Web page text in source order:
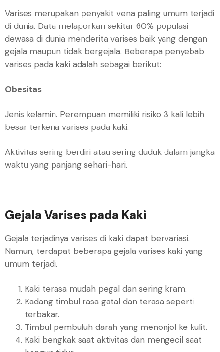
Varises merupakan penyakit vena paling umum terjadi
di dunia. Data melaporkan sekitar 60% populasi
dewasa di dunia menderita varises baik yang dengan
gejala maupun tidak bergejala. Beberapa penyebab
varises pada kaki adalah sebagai berikut:
Obesitas
Jenis kelamin. Perempuan memiliki risiko 3 kali lebih
besar terkena varises pada kaki.
Aktivitas sering berdiri atau sering duduk dalam jangka
waktu yang panjang sehari-hari.
Gejala Varises pada Kaki
Gejala terjadinya varises di kaki dapat bervariasi.
Namun, terdapat beberapa gejala varises kaki yang
umum terjadi.
Kaki terasa mudah pegal dan sering kram.
Kadang timbul rasa gatal dan terasa seperti
terbakar.
Timbul pembuluh darah yang menonjol ke kulit.
Kaki bengkak saat aktivitas dan mengecil saat